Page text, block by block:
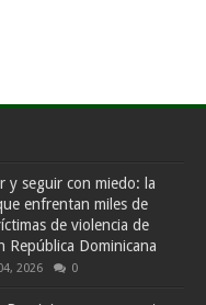
y seguir con miedo: la
enfrentan miles de
de violencia de
República Dominicana
2026 0